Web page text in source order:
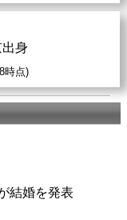
身
時点)
結婚を発表